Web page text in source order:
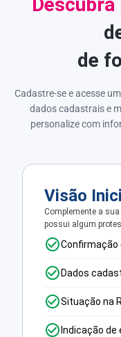
de
Cadastre-se e acesse
dados cadastrais e
personalize com
Visão
Complemente a
possui algum
Confirmação
Dados
Situação na
Indicação